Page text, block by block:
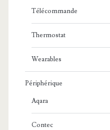
Télécommande
Thermostat
Wearables
Périphérique
Aqara
Contec